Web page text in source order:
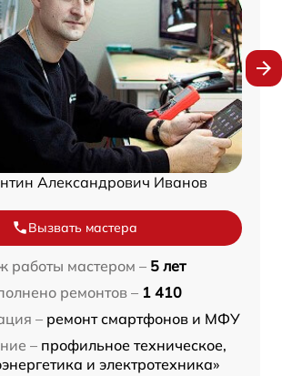
Александрович Иванов
Вызвать мастера
работы мастером – 5 лет
ремонтов – 1 410
– ремонт смартфонов и МФУ
– профильное техническое,
и электротехника»